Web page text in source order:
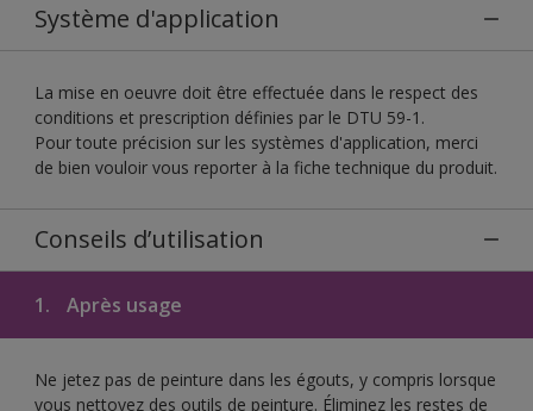
Système d'application
La mise en oeuvre doit être effectuée dans le respect des
conditions et prescription définies par le DTU 59-1.
Pour toute précision sur les systèmes d'application, merci
de bien vouloir vous reporter à la fiche technique du produit.
Conseils d’utilisation
1. Après usage
Ne jetez pas de peinture dans les égouts, y compris lorsque
vous nettoyez des outils de peinture. Éliminez les restes de